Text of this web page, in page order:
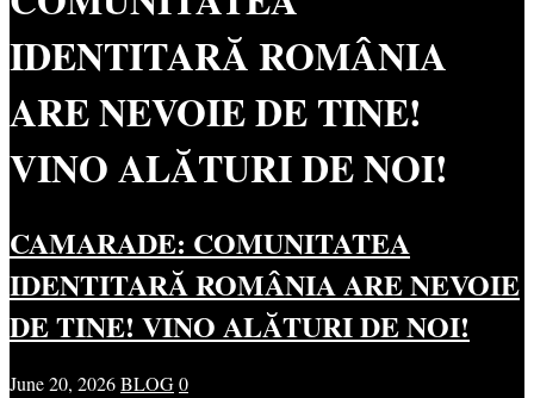
IDENTITARĂ ROMÂNIA
ARE NEVOIE DE TINE!
VINO ALĂTURI DE NOI!
CAMARADE: COMUNITATEA
IDENTITARĂ ROMÂNIA ARE NEVOIE
DE TINE! VINO ALĂTURI DE NOI!
June 20, 2026BLOG0